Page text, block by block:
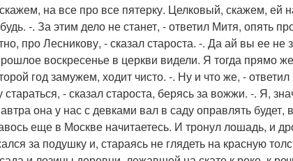
скажем, на все про все пятерку. Целковый, скажем, ей
-. За этим дело не станет, - ответил Митя, опять
про Лесникову, - сказал староста. -. Да ай вы ее не
воскресенье в церкви видели. Я тогда прямо
год замужем, ходит чисто. -. Ну и что же, -
стараться, - сказал староста, берясь за вожжи. -. Я,
она у нас с девками вал в саду оправлять будет,
еще в Москве начитаетесь. И тронул лошадь, и
за подушку и, стараясь не глядеть на красную